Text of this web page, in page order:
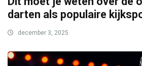
darten als populaire
december 3, 2025